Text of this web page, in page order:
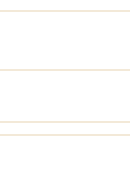
卦 蹇 水山蹇
解 雷水解 震
卦 损 山泽损